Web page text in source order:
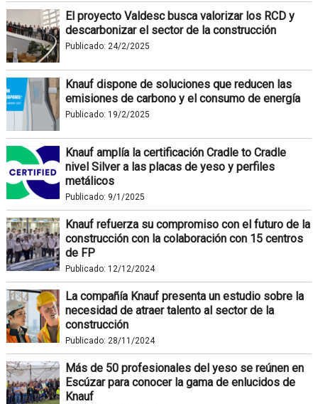
El proyecto Valdesc busca valorizar los RCD y
descarbonizar el sector de la construcción
Publicado: 24/2/2025
Knauf dispone de soluciones que reducen las
emisiones de carbono y el consumo de energía
Publicado: 19/2/2025
Knauf amplía la certificación Cradle to Cradle
nivel Silver a las placas de yeso y perfiles
metálicos
Publicado: 9/1/2025
Knauf refuerza su compromiso con el futuro de la
construcción con la colaboración con 15 centros
de FP
Publicado: 12/12/2024
La compañía Knauf presenta un estudio sobre la
necesidad de atraer talento al sector de la
construcción
Publicado: 28/11/2024
Más de 50 profesionales del yeso se reúnen en
Escúzar para conocer la gama de enlucidos de
Knauf